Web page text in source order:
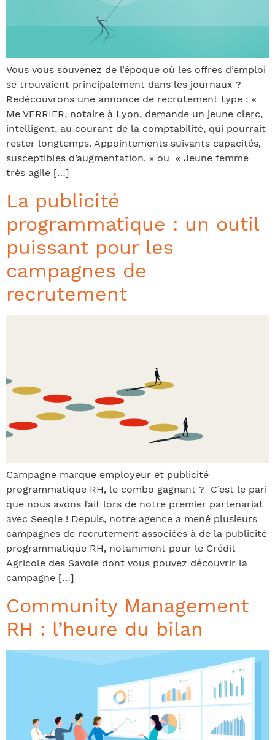
Vous vous souvenez de l’époque où les offres d’emploi
se trouvaient principalement dans les journaux ?
Redécouvrons une annonce de recrutement type : «
Me VERRIER, notaire à Lyon, demande un jeune clerc,
intelligent, au courant de la comptabilité, qui pourrait
rester longtemps. Appointements suivants capacités,
susceptibles d’augmentation. » ou « Jeune femme
très agile […]
La publicité
programmatique : un outil
puissant pour les
campagnes de
recrutement
Campagne marque employeur et publicité
programmatique RH, le combo gagnant ? C’est le pari
que nous avons fait lors de notre premier partenariat
avec Seeqle ! Depuis, notre agence a mené plusieurs
campagnes de recrutement associées à de la publicité
programmatique RH, notamment pour le Crédit
Agricole des Savoie dont vous pouvez découvrir la
campagne […]
Community Management
RH : l’heure du bilan